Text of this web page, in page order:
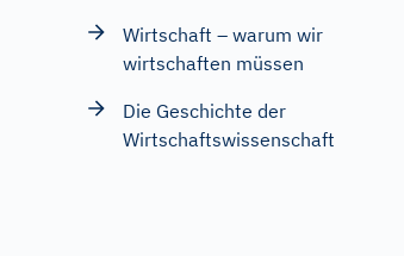
Wirtschaft – warum wir
wirtschaften müssen
Die Geschichte der
Wirtschaftswissenschaft